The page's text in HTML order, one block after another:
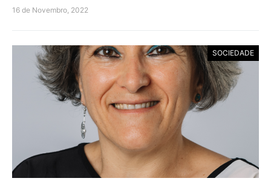
16 de Novembro, 2022
SOCIEDADE